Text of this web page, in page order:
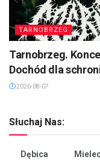
TARNOBRZEG
Tarnobrzeg.
Dochód dla
2026-08-07
Słuchaj Nas:
Dębica